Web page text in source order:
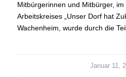
Mitbürgerinnen und Mitbürger,
Arbeitskreises „Unser Dorf hat
Wachenheim, wurde durch die
Januar 11,